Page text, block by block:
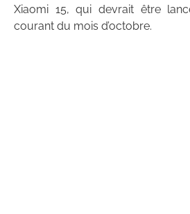
Xiaomi 15, qui devrait être
courant du mois d’octobre.